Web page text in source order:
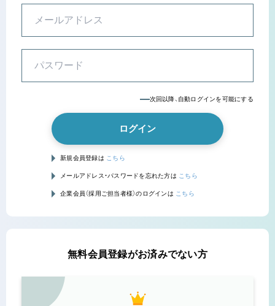
次回以降、自動ログインを可能にする
ログイン
新規会員登録は こちら
メールアドレス・パスワードを忘れた方は こちら
企業会員（採用ご担当者様）のログインは こちら
無料会員登録がお済みでない方